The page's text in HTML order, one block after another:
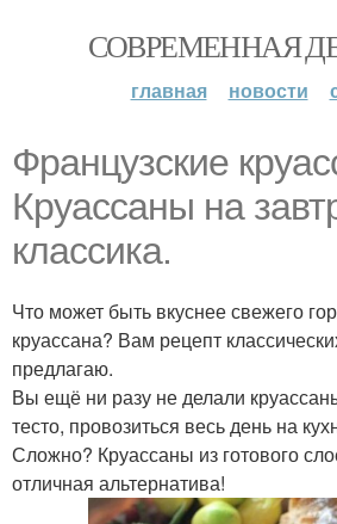
СОВРЕМЕННАЯ
главная новости
Французские
Круассаны на
классика.
Что может быть вкуснее свежего
круассана? Вам рецепт
предлагаю.
Вы ещё ни разу не делали
тесто, провозиться весь день на
Сложно? Круассаны из готового
отличная альтернатива!